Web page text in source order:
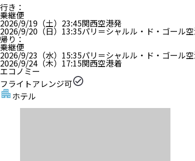
行き ：
乗継便
2026/9/19（土） 23:45関西空港発
2026/9/20（日） 13:35パリ＝シャルル・ド・ゴール
帰り ：
乗継便
2026/9/23（水） 15:35パリ＝シャルル・ド・ゴール
2026/9/24（木） 17:15関西空港着
エコノミー
フライトアレンジ可
ホテル